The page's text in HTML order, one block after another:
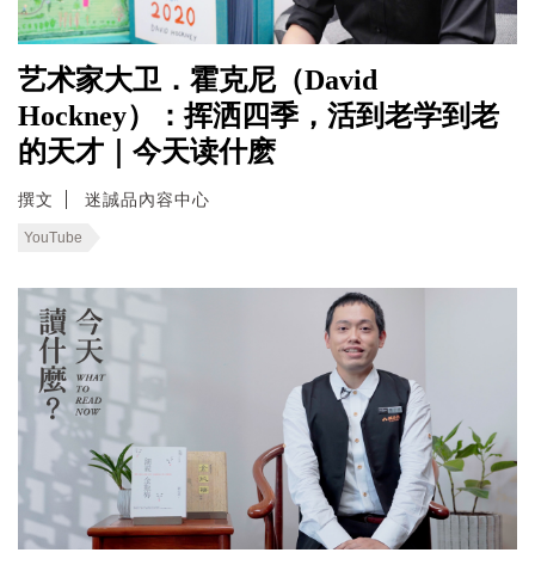
艺术家大卫．霍克尼（David
Hockney）：挥洒四季，活到老学到老
的天才｜今天读什麽
撰文 迷誠品內容中心
YouTube